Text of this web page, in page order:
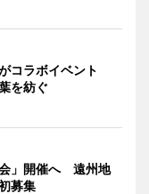
コラボイベント
を紡ぐ
会」開催へ 遠州地
募集